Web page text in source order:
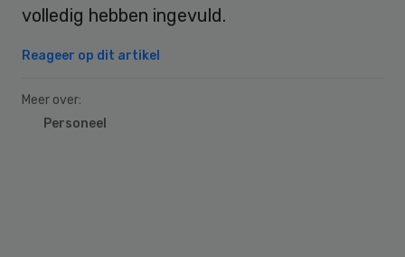
volledig hebben ingevuld.
Reageer op dit artikel
Meer over:
Personeel